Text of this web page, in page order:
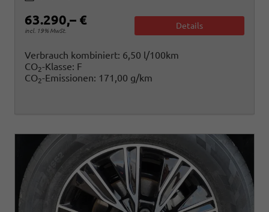
63.290,– €
incl. 19% MwSt.
Details
Verbrauch kombiniert: 6,50 l/100km
CO2-Klasse: F
CO2-Emissionen: 171,00 g/km